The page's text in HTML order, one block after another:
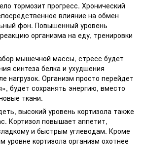
тормозит прогресс. Хронический
влияние на обмен
фон. Повышенный уровень
организма на еду, тренировки
мышечной массы, стресс будет
синтеза белка и ухудшения
нагрузок. Организм просто перейдет
будет сохранять энергию, вместо
ткани.
высокий уровень кортизола также
Кортизол повышает аппетит,
и быстрым углеводам. Кроме
уровне кортизола организм охотнее